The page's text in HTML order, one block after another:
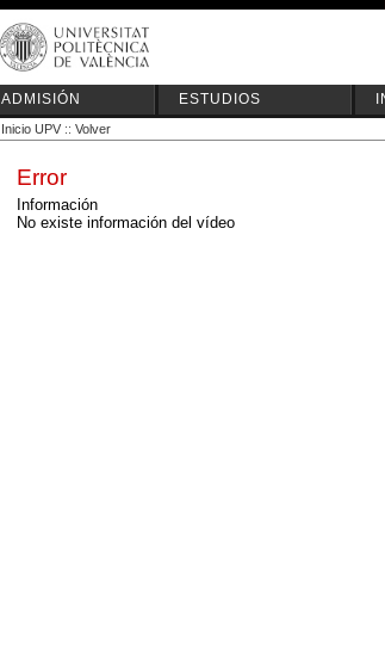
ADMISIÓN ESTUDIOS
Inicio UPV :: Volver
Error
Información
No existe información del vídeo